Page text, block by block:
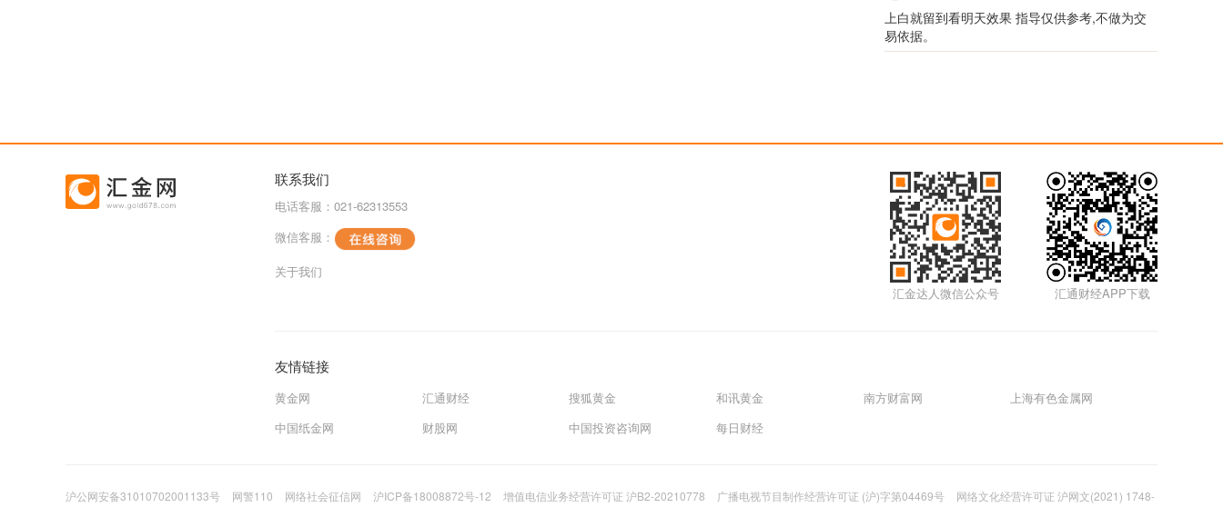
上白就留到看明天效果 指导仅供参考,不做为交
易依据。
联系我们
电话客服：021-62313553
微信客服：
关于我们
汇通财经APP下载
汇金达人微信公众号
友情链接
黄金网 汇通财经 搜狐黄金 和讯黄金 南方财富网
上海有色金属网
中国纸金网
财股网 中国投资咨询网 每日财经
沪公网安备31010702001133号 网警110 网络社会征信网 沪ICP备18008872号-12 增值电信业务经营许可证 沪B2-20210778 广播电视节目制作经营许可证 (沪)字第04469号 网络文化经营许可证 沪网文(2021) 1748-